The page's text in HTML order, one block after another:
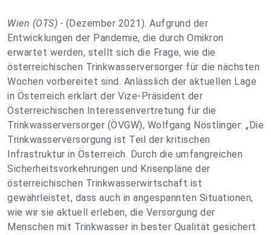
Wien (OTS) - (Dezember 2021). Aufgrund der
Entwicklungen der Pandemie, die durch Omikron
erwartet werden, stellt sich die Frage, wie die
österreichischen Trinkwasserversorger für die nächsten
Wochen vorbereitet sind. Anlässlich der aktuellen Lage
in Österreich erklärt der Vize-Präsident der
Österreichischen Interessenvertretung für die
Trinkwasserversorger (ÖVGW), Wolfgang Nöstlinger: „Die
Trinkwasserversorgung ist Teil der kritischen
Infrastruktur in Österreich. Durch die umfangreichen
Sicherheitsvorkehrungen und Krisenpläne der
österreichischen Trinkwasserwirtschaft ist
gewährleistet, dass auch in angespannten Situationen,
wie wir sie aktuell erleben, die Versorgung der
Menschen mit Trinkwasser in bester Qualität gesichert